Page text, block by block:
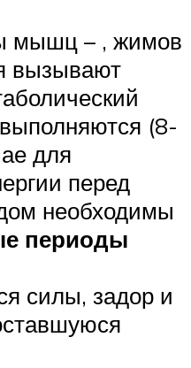
мышц – , жимов
вызывают
(8-
для
перед
необходимы
периоды
силы, задор и